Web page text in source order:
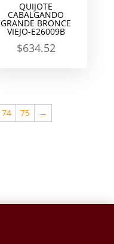
QUIJOTE
CABALGANDO
GRANDE BRONCE
VIEJO-E26009B
$634.52
74 75 →